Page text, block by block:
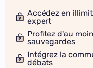
Accédez en
expert
Profitez d'au
sauvegardes
Intégrez la
débats